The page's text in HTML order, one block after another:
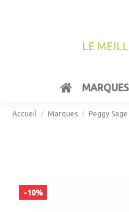
LE
MARQUES
Accueil Marques Peggy Sage
-10%